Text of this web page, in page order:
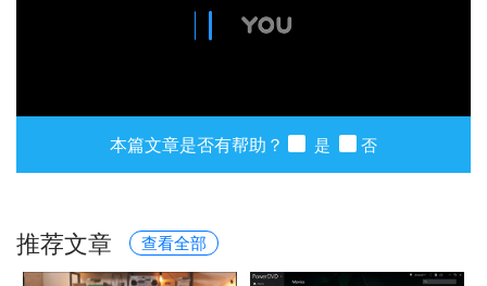
本篇文章是否有帮助？ 是 否
推荐文章 查看全部